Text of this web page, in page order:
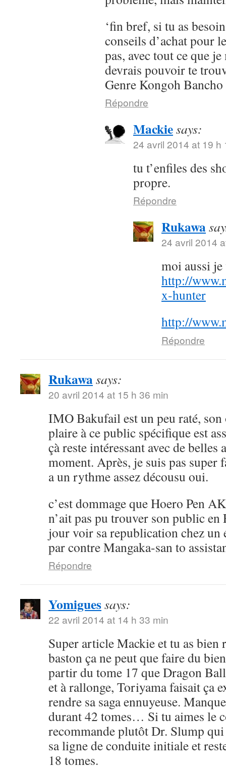
‘fin bref, si tu as
conseils d’achat pour
pas, avec tout ce que
devrais pouvoir te
Genre Kongoh Bancho
Répondre
Mackiesays:
24 avril 2014 at 19 h
tu t’enfiles des
propre.
Répondre
Rukawa
24 avril 2014
moi aussi
http://
x-hunter
http://
Répondre
Rukawasays:
20 avril 2014 at 15 h 36 min
IMO Bakufail est un peu raté,
plaire à ce public spécifique est
çà reste intéressant avec de belles
moment. Après, je suis pas super
a un rythme assez décousu oui.
c’est dommage que Hoero Pen
n’ait pas pu trouver son public en
jour voir sa republication chez un
par contre Mangaka-san to
Répondre
Yomiguessays:
22 avril 2014 at 14 h 33 min
Super article Mackie et tu as bien
baston ça ne peut que faire du
partir du tome 17 que Dragon
et à rallonge, Toriyama faisait ça
rendre sa saga ennuyeuse.
durant 42 tomes… Si tu aimes le
recommande plutôt Dr. Slump qui
sa ligne de conduite initiale et
18 tomes.